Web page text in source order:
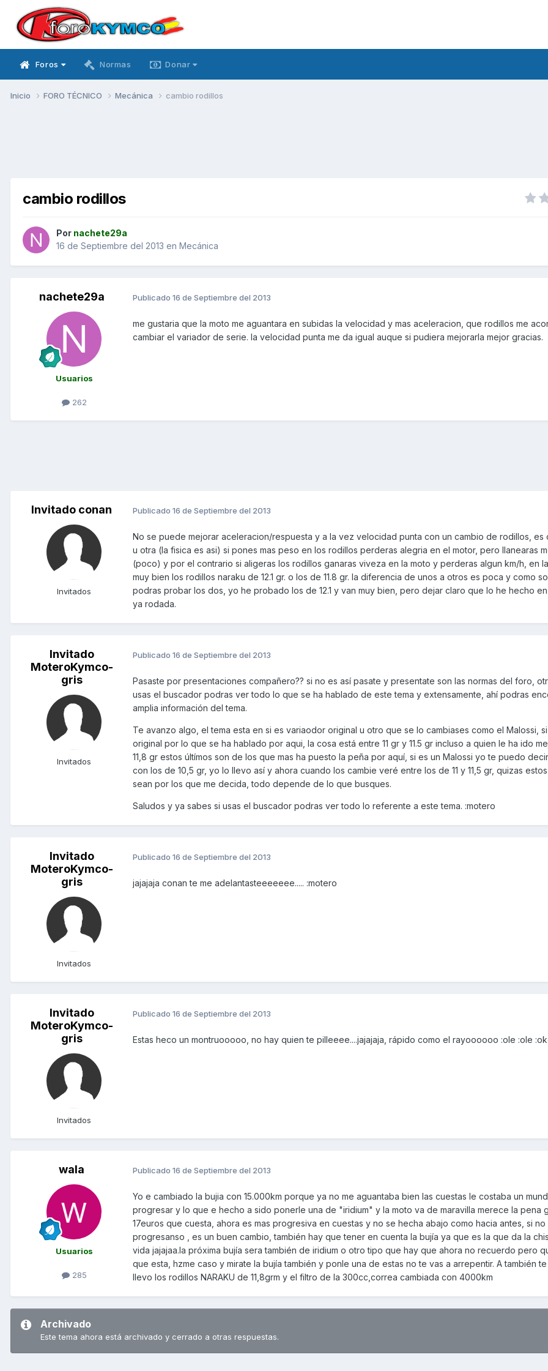
Foros Normas Donar
Inicio FORO TÉCNICO Mecánica cambio rodillos
cambio rodillos
Por nachete29a
16 de Septiembre del 2013 en Mecánica
nachete29a
Usuarios
262
Publicado 16 de Septiembre del 2013
me gustaria que la moto me aguantara en subidas la velocidad y mas aceleracion, que rodillos me
cambiar el variador de serie. la velocidad punta me da igual auque si pudiera mejorarla mejor gracias.
Invitado conan
Invitados
Publicado 16 de Septiembre del 2013
No se puede mejorar aceleracion/respuesta y a la vez velocidad punta con un cambio de rodillos, es
u otra (la fisica es asi) si pones mas peso en los rodillos perderas alegria en el motor, pero llanearas
(poco) y por el contrario si aligeras los rodillos ganaras viveza en la moto y perderas algun km/h, en
muy bien los rodillos naraku de 12.1 gr. o los de 11.8 gr. la diferencia de unos a otros es poca y como
podras probar los dos, yo he probado los de 12.1 y van muy bien, pero dejar claro que lo he hecho
ya rodada.
Invitado
MoteroKymco-
gris
Invitados
Publicado 16 de Septiembre del 2013
Pasaste por presentaciones compañero?? si no es así pasate y presentate son las normas del foro,
usas el buscador podras ver todo lo que se ha hablado de este tema y extensamente, ahí podras
amplia información del tema.
Te avanzo algo, el tema esta en si es variaodor original u otro que se lo cambiases como el Malossi,
original por lo que se ha hablado por aqui, la cosa está entre 11 gr y 11.5 gr incluso a quien le ha ido
11,8 gr estos últímos son de los que mas ha puesto la peña por aquí, si es un Malossi yo te puedo
con los de 10,5 gr, yo lo llevo así y ahora cuando los cambie veré entre los de 11 y 11,5 gr, quizas
sean por los que me decida, todo depende de lo que busques.
Saludos y ya sabes si usas el buscador podras ver todo lo referente a este tema. :motero
Invitado
MoteroKymco-
gris
Invitados
Publicado 16 de Septiembre del 2013
jajajaja conan te me adelantasteeeeeee..... :motero
Invitado
MoteroKymco-
gris
Invitados
Publicado 16 de Septiembre del 2013
Estas heco un montruooooo, no hay quien te pilleeee....jajajaja, rápido como el rayoooooo :ole :ole
wala
Usuarios
285
Publicado 16 de Septiembre del 2013
Yo e cambiado la bujia con 15.000km porque ya no me aguantaba bien las cuestas le costaba un
progresar y lo que e hecho a sido ponerle una de "iridium" y la moto va de maravilla merece la pena
17euros que cuesta, ahora es mas progresiva en cuestas y no se hecha abajo como hacia antes, si
progresanso , es un buen cambio, también hay que tener en cuenta la bujía ya que es la que da la
vida jajajaa.la próxima bujía sera también de iridium o otro tipo que hay que ahora no recuerdo pero
que esta, hzme caso y mirate la bujía también y ponle una de estas no te vas a arrepentir. A también
llevo los rodillos NARAKU de 11,8grm y el filtro de la 300cc,correa cambiada con 4000km
Archivado
Este tema ahora está archivado y cerrado a otras respuestas.